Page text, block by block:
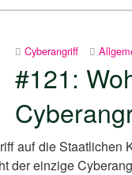
Cyberangriff
#121:
auf die
der einzige